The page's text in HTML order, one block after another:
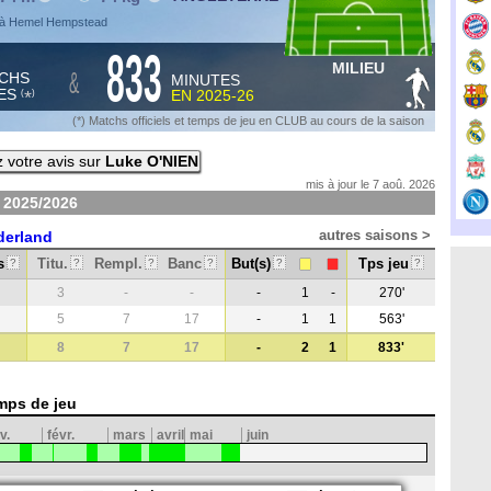
Hemel Hempstead
(*) & 833
MINUTES
EN 2025-26
MILIEU
(*) Matchs officiels et temps de jeu en CLUB au cours de la saison
votre avis sur Luke O'NIEN
mis à jour le 7 aoû. 2026
2025/2026
autres saisons >
? Titu. ? Rempl. ? Banc ? But(s) ? Tps jeu ?
3 - - - 1 -
270'
5 7 17 - 1 1
563'
8 7 17 - 2 1 833'
de jeu
févr. mars avril mai juin